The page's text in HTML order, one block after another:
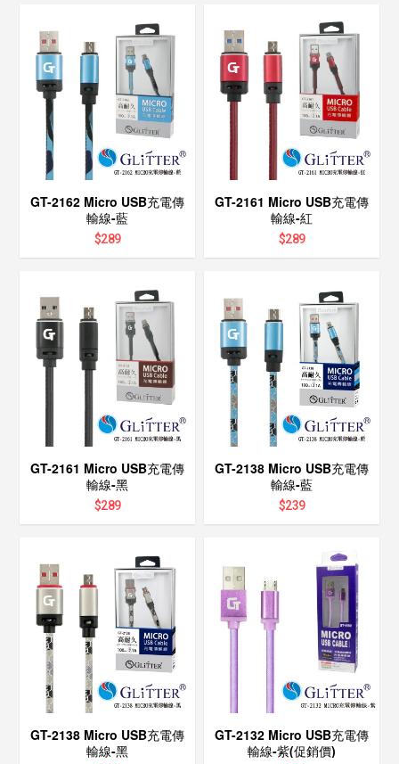
GT-2162 Micro USB充電傳
輸線-藍
$289
GT-2161 Micro USB充電傳
輸線-紅
$289
GT-2161 Micro USB充電傳
輸線-黑
$289
GT-2138 Micro USB充電傳
輸線-藍
$239
GT-2138 Micro USB充電傳
輸線-黑
GT-2132 Micro USB充電傳
輸線-紫(促銷價)